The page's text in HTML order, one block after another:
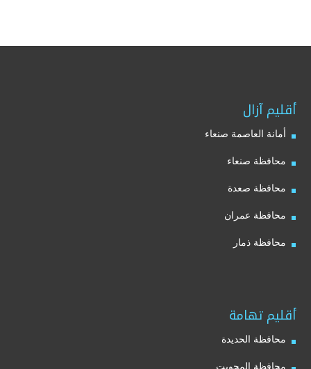
أقليم آزال
أمانة العاصمة صنعاء
محافظة صنعاء
محافظة صعدة
محافظة عمران
محافظة ذمار
أقليم تهامة
محافظة الحديدة
محافظة المحويت